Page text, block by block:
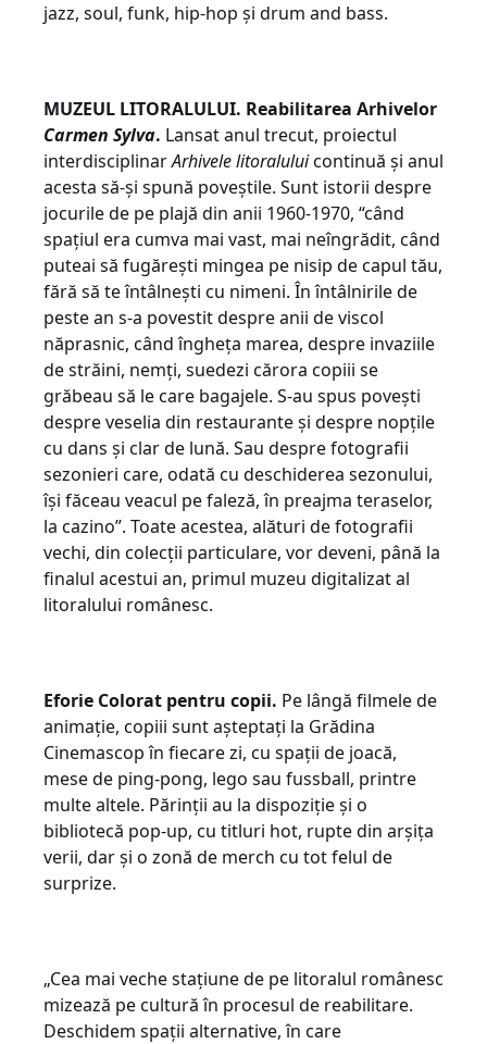
jazz, soul, funk, hip-hop și drum and bass.
MUZEUL LITORALULUI. Reabilitarea Arhivelor
Carmen Sylva. Lansat anul trecut, proiectul
interdisciplinarArhivele litoraluluicontinuă și anul
acesta să-și spună poveștile. Sunt istorii despre
jocurile de pe plajă din anii 1960-1970, “când
spațiul era cumva mai vast, mai neîngrădit, când
puteai să fugărești mingea pe nisip de capul tău,
fără să te întâlnești cu nimeni. În întâlnirile de
peste an s-a povestit despre anii de viscol
năprasnic, când îngheța marea, despre invaziile
de străini, nemți, suedezi cărora copiii se
grăbeau să le care bagajele. S-au spus povești
despre veselia din restaurante și despre nopțile
cu dans și clar de lună. Sau despre fotografii
sezonieri care, odată cu deschiderea sezonului,
își făceau veacul pe faleză, în preajma teraselor,
la cazino”. Toate acestea, alături de fotografii
vechi, din colecții particulare, vor deveni, până la
finalul acestui an, primul muzeu digitalizat al
litoralului românesc.
Eforie Colorat pentru copii. Pe lângă filmele de
animație, copiii sunt așteptați la Grădina
Cinemascop în fiecare zi, cu spații de joacă,
mese de ping-pong, lego sau fussball, printre
multe altele. Părinții au la dispoziție și o
bibliotecă pop-up, cu titluri hot, rupte din arșița
verii, dar și o zonă de merch cu tot felul de
surprize.
„Cea mai veche stațiune de pe litoralul românesc
mizează pe cultură în procesul de reabilitare.
Deschidem spații alternative, în care